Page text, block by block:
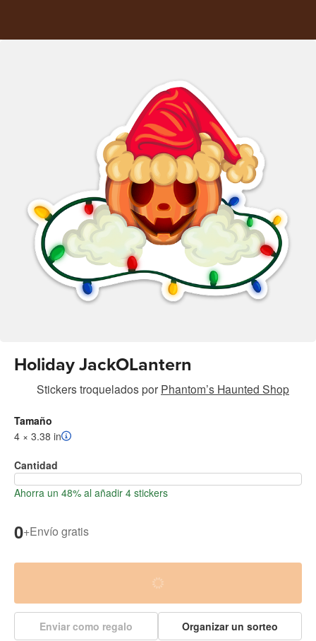
Holiday JackOLantern
Stickers troqueladospor Phantom’s Haunted Shop
Tamaño
4 × 3.38 in
Cantidad
Ahorra un 48% al añadir 4 stickers
0+Envío gratis
Enviar como regalo Organizar un sorteo